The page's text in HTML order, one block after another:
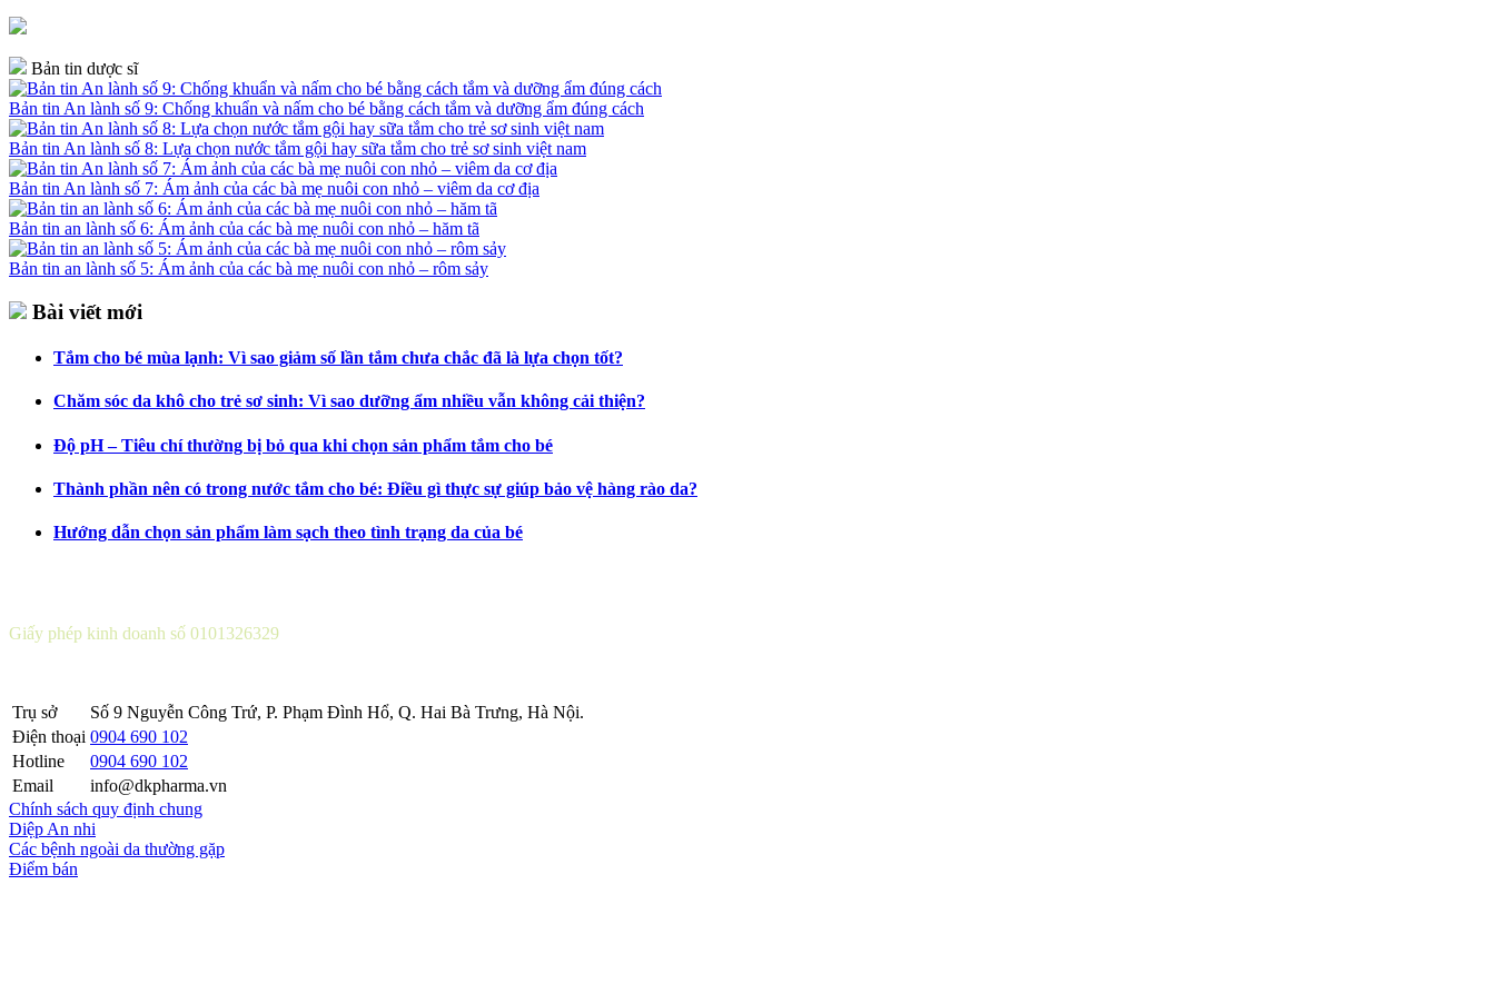
Bản tin dược sĩ
Bản tin An lành số 9: Chống khuẩn và nấm cho bé bằng cách tắm và dưỡng ẩm đúng cách
Bản tin An lành số 8: Lựa chọn nước tắm gội hay sữa tắm cho trẻ sơ sinh việt nam
Bản tin An lành số 7: Ám ảnh của các bà mẹ nuôi con nhỏ – viêm da cơ địa
Bản tin an lành số 6: Ám ảnh của các bà mẹ nuôi con nhỏ – hăm tã
Bản tin an lành số 5: Ám ảnh của các bà mẹ nuôi con nhỏ – rôm sảy
Bài viết mới
Tắm cho bé mùa lạnh: Vì sao giảm số lần tắm chưa chắc đã là lựa chọn tốt?
Chăm sóc da khô cho trẻ sơ sinh: Vì sao dưỡng ẩm nhiều vẫn không cải thiện?
Độ pH – Tiêu chí thường bị bỏ qua khi chọn sản phẩm tắm cho bé
Thành phần nên có trong nước tắm cho bé: Điều gì thực sự giúp bảo vệ hàng rào da?
Hướng dẫn chọn sản phẩm làm sạch theo tình trạng da của bé
Giấy phép kinh doanh số 0101326329
Trụ sở
Số 9 Nguyễn Công Trứ, P. Phạm Đình Hổ, Q. Hai Bà Trưng, Hà Nội.
Điện thoại 0904 690 102
Hotline
0904 690 102
Email
info@dkpharma.vn
Chính sách quy định chung
Diệp An nhi
Các bệnh ngoài da thường gặp
Điểm bán